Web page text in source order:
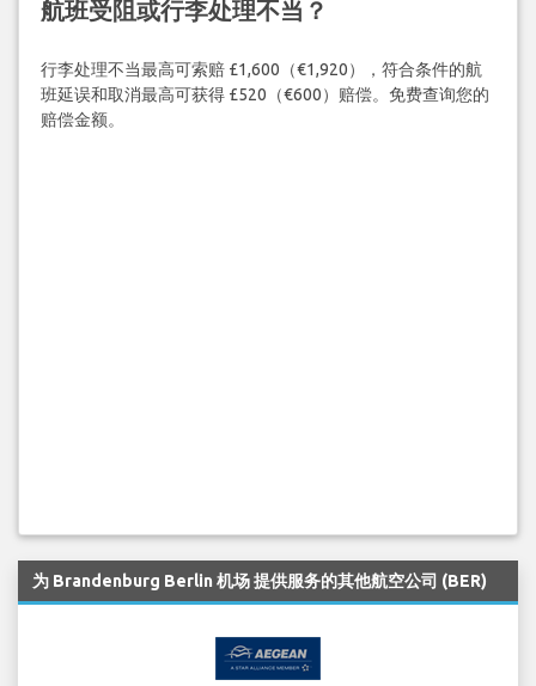
航班受阻或行李处理不当？
行李处理不当最高可索赔 £1,600（€1,920），符合条件的航
班延误和取消最高可获得 £520（€600）赔偿。免费查询您的
赔偿金额。
为 Brandenburg Berlin 机场 提供服务的其他航空公司 (BER)